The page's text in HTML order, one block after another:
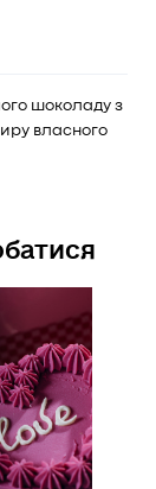
шоколаду з
власного